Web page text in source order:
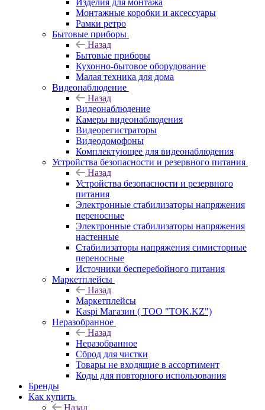
Изделия для монтажа
Монтажные коробки и аксессуары
Рамки ретро
Бытовые приборы
Назад
Бытовые приборы
Кухонно-бытовое оборудование
Малая техника для дома
Видеонаблюдение
Назад
Видеонаблюдение
Камеры видеонаблюдения
Видеорегистраторы
Видеодомофоны
Комплектующее для видеонаблюдения
Устройства безопасности и резервного питания
Назад
Устройства безопасности и резервного
питания
Электронные стабилизаторы напряжения
переносные
Электронные стабилизаторы напряжения
настенные
Стабилизаторы напряжения симисторные
переносные
Источники бесперебойного питания
Маркетплейсы
Назад
Маркетплейсы
Kaspi Магазин ( ТОО "TOK.KZ")
Неразобранное
Назад
Неразобранное
Сброд для чистки
Товары не входящие в ассортимент
Коды для повторного использования
Бренды
Как купить
Назад